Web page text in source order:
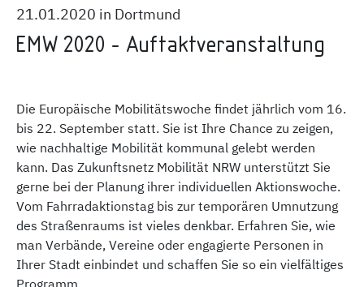
21.01.2020 in Dortmund
EMW 2020 - Auftaktveranstaltung
Die Europäische Mobilitätswoche findet jährlich vom 16.
bis 22. September statt. Sie ist Ihre Chance zu zeigen,
wie nachhaltige Mobilität kommunal gelebt werden
kann. Das Zukunftsnetz Mobilität NRW unterstützt Sie
gerne bei der Planung ihrer individuellen Aktionswoche.
Vom Fahrradaktionstag bis zur temporären Umnutzung
des Straßenraums ist vieles denkbar. Erfahren Sie, wie
man Verbände, Vereine oder engagierte Personen in
Ihrer Stadt einbindet und schaffen Sie so ein vielfältiges